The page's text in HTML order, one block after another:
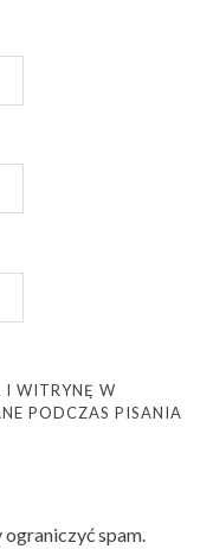
I WITRYNĘ W
PODCZAS PISANIA
spam.